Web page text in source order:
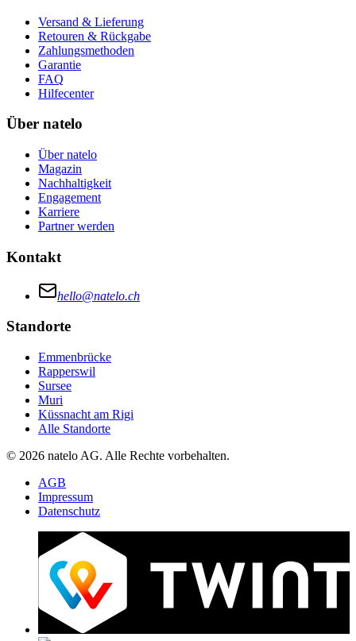
Versand & Lieferung
Retouren & Rückgabe
Zahlungsmethoden
Garantie
FAQ
Hilfecenter
Über natelo
Über natelo
Magazin
Nachhaltigkeit
Engagement
Karriere
Partner werden
Kontakt
hello@natelo.ch
Standorte
Emmenbrücke
Rapperswil
Sursee
Muri
Küssnacht am Rigi
Alle Standorte
© 2026 natelo AG. Alle Rechte vorbehalten.
AGB
Impressum
Datenschutz